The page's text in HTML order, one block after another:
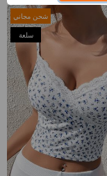
شحن مجاني
سلعة